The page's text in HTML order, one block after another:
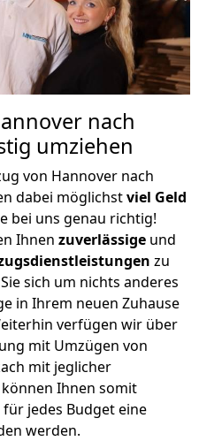
nach
umziehen
von Hannover nach
dabei möglichstviel Geld
bei uns genau richtig!
Ihnen zuverlässige und
zu
sich um nichts anderes
in Ihrem neuen Zuhause
verfügen wir über
mit Umzügen von
mit jeglicher
Ihnen somit
jedes Budget eine
werden.